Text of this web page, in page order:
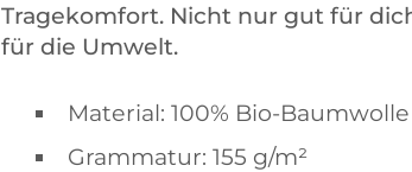
Tragekomfort. Nicht nur gut für
für die Umwelt.
Material: 100% Bio-Baumwolle
Grammatur: 155 g/m²